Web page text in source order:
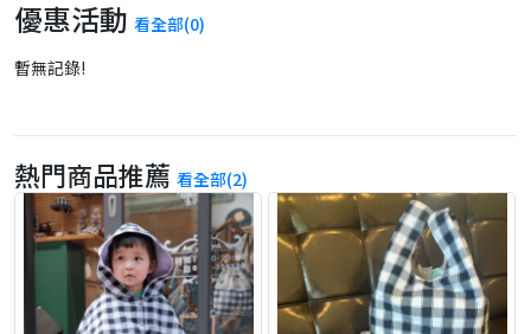
優惠活動看全部(0)
暫無記錄!
熱門商品推薦看全部(2)